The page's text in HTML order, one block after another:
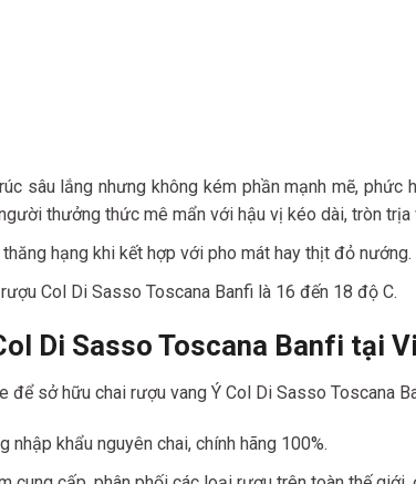
sâu lắng nhưng không kém phần mạnh mẽ,
thưởng thức mê mẩn với hậu vị kéo dài, tròn trịa
hạng khi kết hợp với pho mát hay thịt đỏ nướng.
Col Di Sasso Toscana Banfi là 16 đến 18 độ C.
Di Sasso Toscana Banfi tại
để sở hữu chai rượu vang Ý Col Di Sasso Toscana
khẩu nguyên chai, chính hãng 100%.